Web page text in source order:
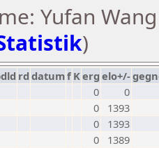
Yufan
)
rd datumf Kerg elo+/-
0
0
0
1393
0
1393
0
1389